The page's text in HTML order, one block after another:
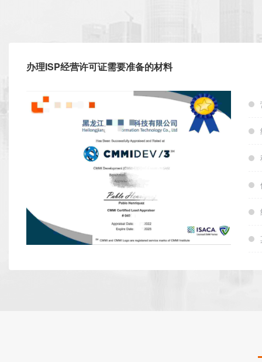
办理ISP经营许可证需要准备的材料